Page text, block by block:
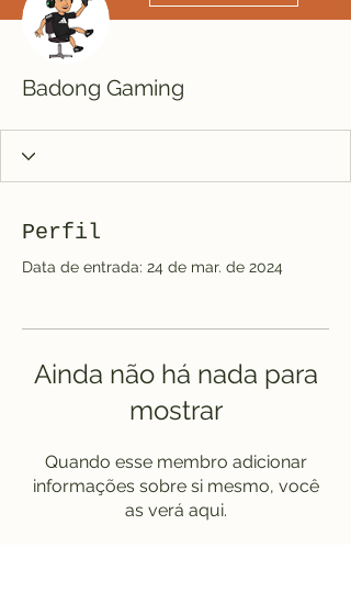
Badong Gaming
Perfil
Data de entrada: 24 de mar. de 2024
Ainda não há nada para
mostrar
Quando esse membro adicionar
informações sobre si mesmo, você
as verá aqui.